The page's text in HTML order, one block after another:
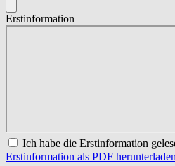
Erstinformation
Ich habe die Erstinformation
Erstinformation als PDF